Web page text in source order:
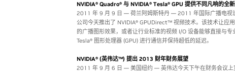
NVIDIA® Quadro® 与 NVIDIA® Tesla® GPU 提供不同凡响的全
2011 年 9 月 9 日 — 荷兰阿姆斯特丹 — 2011 年国际广播电视
公司今天推出了 NVIDIA® GPUDirect™ 视频技术。该技术让应
的广播图形效果，或者让行业标准的视频 I/O 设备能够直接与专
Tesla® 图形处理器 (GPU) 进行通信并保持超低的延迟。
NVIDIA® (英伟达™) 提出 2013 财年财务展望
2011 年 9 月 6 日 — 美国纽约 — 英伟达今天下午在财务会议